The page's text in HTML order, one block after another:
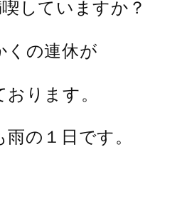
していますか？
くの連休が
ります。
の１日です。